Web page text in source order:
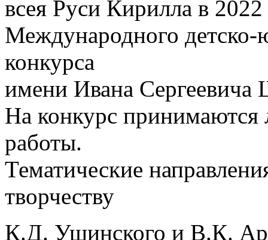
всея Руси Кирилла в
Международного детско-
конкурса
имени Ивана Сергеевича
На конкурс принимаются
работы.
Тематические
творчеству
К.Д. Ушинского и В.К.